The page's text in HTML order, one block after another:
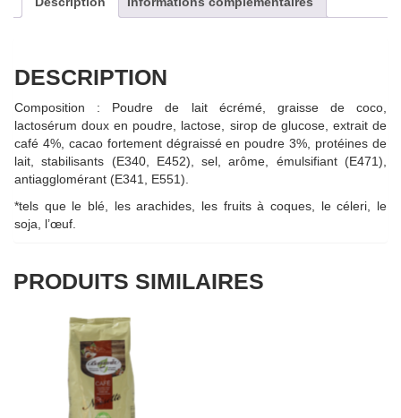
DESCRIPTION
Composition : Poudre de lait écrémé, graisse de coco,
lactosérum doux en poudre, lactose, sirop de glucose, extrait de
café 4%, cacao fortement dégraissé en poudre 3%, protéines de
lait, stabilisants (E340, E452), sel, arôme, émulsifiant (E471),
antiagglomérant (E341, E551).
*tels que le blé, les arachides, les fruits à coques, le céleri, le
soja, l’œuf.
PRODUITS SIMILAIRES